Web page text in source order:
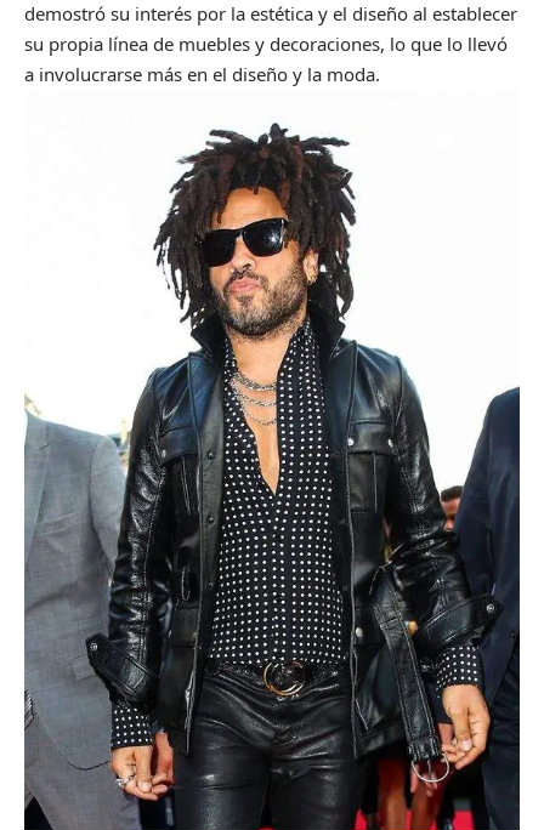
demostró su interés por la estética y el diseño al establecer
su propia línea de muebles y decoraciones, lo que lo llevó
a involucrarse más en el diseño y la moda.